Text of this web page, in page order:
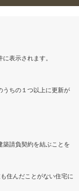
表示されます。
うちの１つ以上に更新が
請負契約を結ぶことを
住んだことがない住宅に